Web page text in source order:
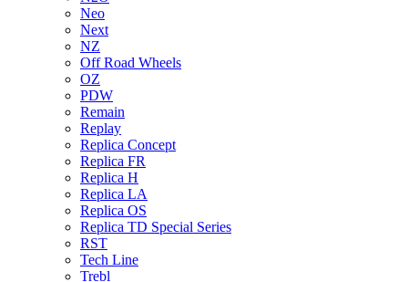
Neo
Next
NZ
Off Road Wheels
OZ
PDW
Remain
Replay
Replica Concept
Replica FR
Replica H
Replica LA
Replica OS
Replica TD Special Series
RST
Tech Line
Trebl